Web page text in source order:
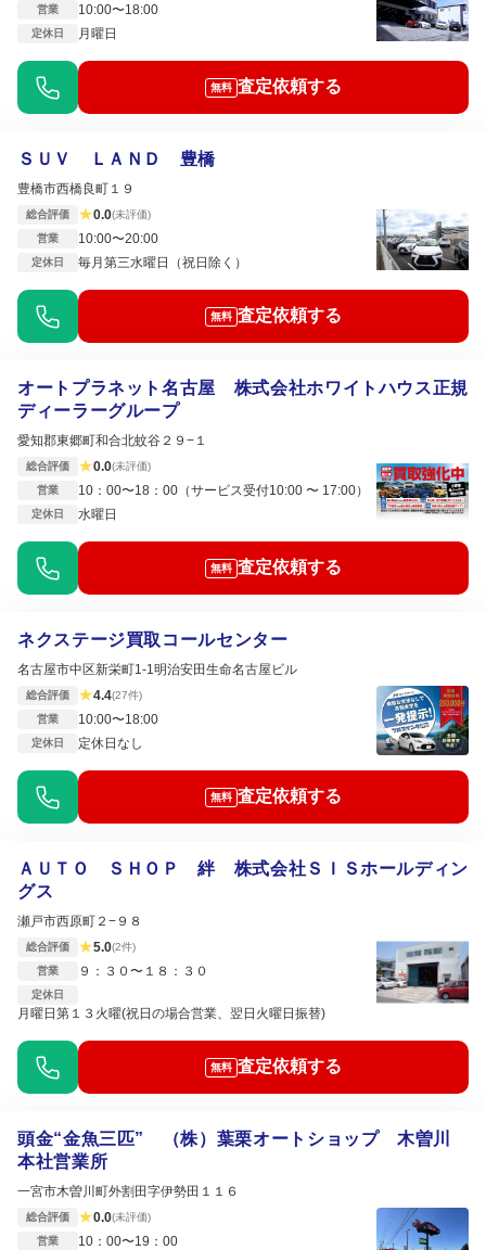
営業
10:00〜18:00
定休日 月曜日
無料 査定依頼する
ＳＵＶ ＬＡＮＤ 豊橋
豊橋市西橋良町１９
総合評価 ★0.0(未評価)
営業
10:00〜20:00
定休日 毎月第三水曜日（祝日除く）
無料 査定依頼する
オートプラネット名古屋 株式会社ホワイトハウス正規
ディーラーグループ
愛知郡東郷町和合北蚊谷２９−１
総合評価 ★0.0(未評価)
営業
10：00〜18：00（サービス受付10:00 〜 17:00）
定休日 水曜日
無料 査定依頼する
ネクステージ買取コールセンター
名古屋市中区新栄町1-1明治安田生命名古屋ビル
総合評価 ★4.4(27件)
営業
10:00〜18:00
定休日 定休日なし
無料 査定依頼する
ＡＵＴＯ ＳＨＯＰ 絆 株式会社ＳＩＳホールディン
グス
瀬戸市西原町２−９８
総合評価 ★5.0(2件)
営業
９：３０〜１８：３０
定休日
月曜日第１３火曜(祝日の場合営業、翌日火曜日振替)
無料 査定依頼する
頭金“金魚三匹” （株）葉栗オートショップ 木曽川
本社営業所
一宮市木曽川町外割田字伊勢田１１６
総合評価 ★0.0(未評価)
営業
10：00〜19：00